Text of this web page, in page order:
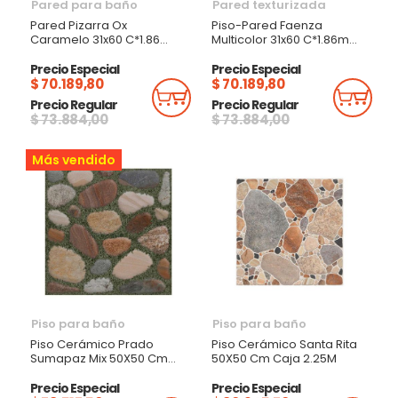
Pared para baño
Pared Pizarra Ox
Caramelo 31x60 C*1.86
Precio Especial
$ 70.189,80
Precio Regular
$ 73.884,00
Añadir Al Carrito
Pared texturizada
Piso-Pared Faenza
Multicolor 31x60 C*1.86m
Precio Especial
$ 70.189,80
Precio Regular
$ 73.884,00
Más vendido
Piso para baño
Piso Cerámico Prado
Sumapaz Mix 50X50 Cm
Precio Especial
Piso para baño
Piso Cerámico Santa Rita
50X50 Cm Caja 2.25M
Precio Especial